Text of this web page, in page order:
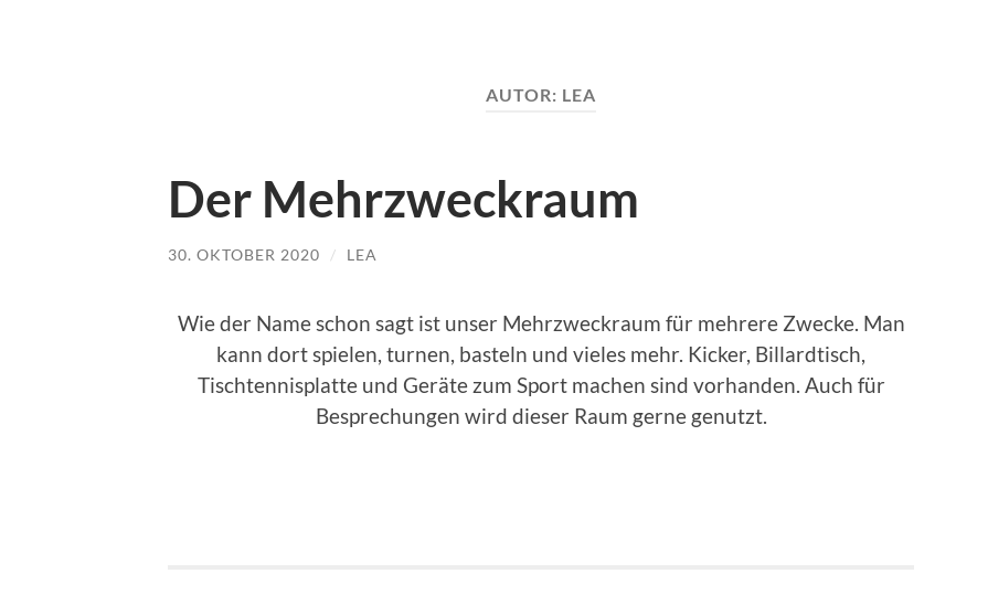
AUTOR: LEA
Der Mehrzweckraum
30. OKTOBER 2020 / LEA
Wie der Name schon sagt ist unser Mehrzweckraum für mehrere Zwecke. Man
kann dort spielen, turnen, basteln und vieles mehr. Kicker, Billardtisch,
Tischtennisplatte und Geräte zum Sport machen sind vorhanden. Auch für
Besprechungen wird dieser Raum gerne genutzt.